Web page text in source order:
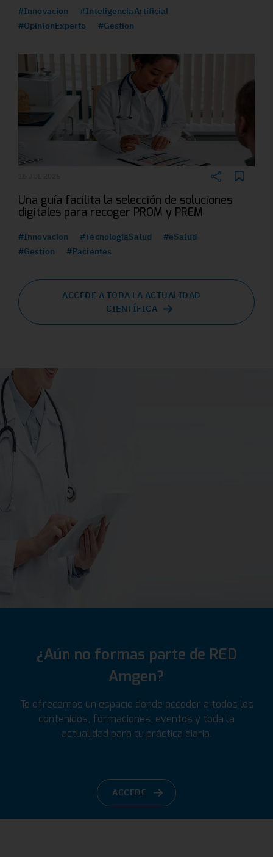
#Innovacion
#InteligenciaArtificial
#OpinionExperto
#Gestion
Una guía facilita la selección de soluciones
digitales para recoger PROM y PREM
#Innovacion #TecnologiaSalud
#eSalud
#Gestion
#Pacientes
ACCEDE A TODA LA ACTUALIDAD
CIENTÍFICA
¿Aún no formas parte de RED
Amgen?
Te ofrecemos un espacio donde acceder a todos los
contenidos, formaciones, eventos y toda la
actualidad para tu práctica diaria.
ACCEDE